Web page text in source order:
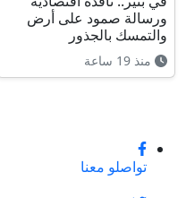
ورسالة صمود على أرض
والتمسك بالجذور
منذ 19 ساعة
تواصلو معنا